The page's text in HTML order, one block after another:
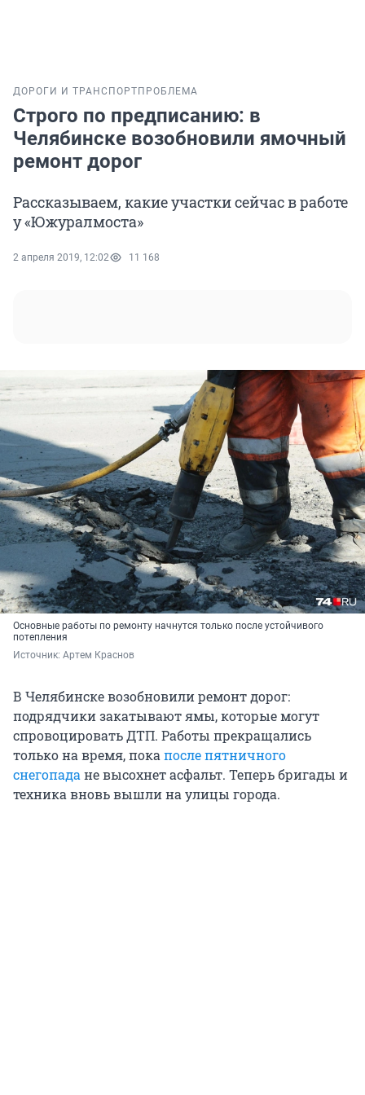
ДОРОГИ И ТРАНСПОРТ ПРОБЛЕМА
Строго по предписанию: в
Челябинске возобновили ямочный
ремонт дорог
Рассказываем, какие участки сейчас в работе
у «Южуралмоста»
2 апреля 2019, 12:02 11 168
Основные работы по ремонту начнутся только после устойчивого
потепления
Источник: Артем Краснов
В Челябинске возобновили ремонт дорог:
подрядчики закатывают ямы, которые могут
спровоцировать ДТП. Работы прекращались
только на время, пока после пятничного
снегопада не высохнет асфальт. Теперь бригады и
техника вновь вышли на улицы города.